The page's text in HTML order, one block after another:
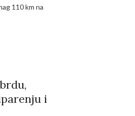
110 km na
i